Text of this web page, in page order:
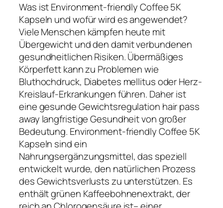
Was ist Environment-friendly Coffee 5K
Kapseln und wofür wird es angewendet?
Viele Menschen kämpfen heute mit
Übergewicht und den damit verbundenen
gesundheitlichen Risiken. Übermäßiges
Körperfett kann zu Problemen wie
Bluthochdruck, Diabetes mellitus oder Herz-
Kreislauf-Erkrankungen führen. Daher ist
eine gesunde Gewichtsregulation hair pass
away langfristige Gesundheit von großer
Bedeutung. Environment-friendly Coffee 5K
Kapseln sind ein
Nahrungsergänzungsmittel, das speziell
entwickelt wurde, den natürlichen Prozess
des Gewichtsverlusts zu unterstützen. Es
enthält grünen Kaffeebohnenextrakt, der